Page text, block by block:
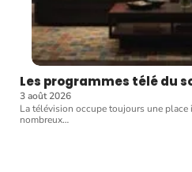
Les programmes télé du
3 août 2026
La télévision occupe toujours une
nombreux…